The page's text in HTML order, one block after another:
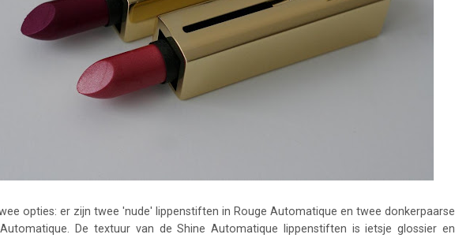
opties: er zijn twee 'nude' lippenstiften in Rouge Automatique en twee donkerpaarse
De textuur van de Shine Automatique lippenstiften is ietsje glossier en